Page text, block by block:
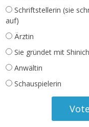
Schriftstellerin (sie
auf)
Ärztin
Sie gründet mit
Anwältin
Schauspielerin